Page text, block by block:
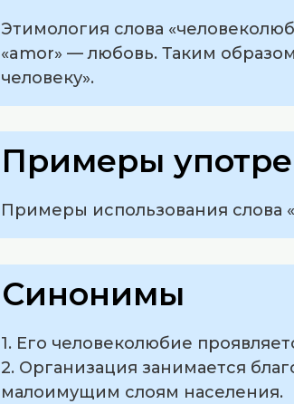
Этимология слова
«amor» — любовь. Таким
человеку».
Примеры
Примеры использования слова
Синонимы
1. Его человеколюбие
2. Организация занимается
малоимущим слоям населения.